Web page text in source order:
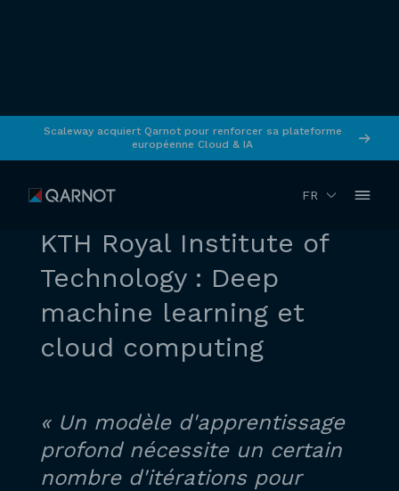
Scaleway acquiert Qarnot pour renforcer sa plateforme
européenne Cloud & IA
FR
Machine learning
KTH Royal Institute of
Technology : Deep
machine learning et
cloud computing
« Un modèle d'apprentissage
profond nécessite un certain
nombre d'itérations pour